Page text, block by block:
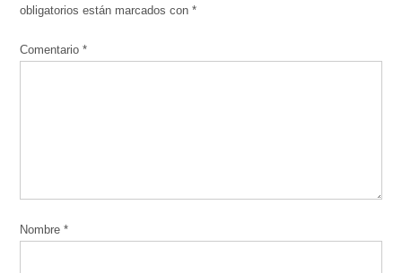
obligatorios están marcados con*
Comentario*
Nombre*